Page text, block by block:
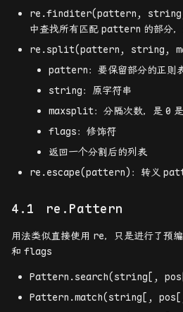
re.finditer(pattern, string,
中查找所有匹配 pattern 的部分
re.split(pattern, string,
pattern：要保留部分的正则
string：原字符串
maxsplit：分隔次数，是 0
flags：修饰符
返回一个分割后的列表
re.escape(pattern)：转义
re.Pattern
用法类似直接使用 re，只是进行了预
和 flags
Pattern.search(string[,
Pattern.match(string[,